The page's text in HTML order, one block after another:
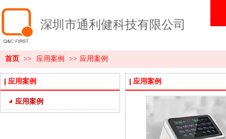
深圳市通利健科技有限公司
首页 >> 应用案例 >> 应用案例
应用案例
应用案例
应用案例